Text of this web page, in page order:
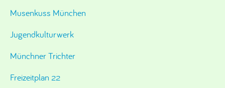
Musenkuss München
Jugendkulturwerk
Münchner Trichter
Freizeitplan 22